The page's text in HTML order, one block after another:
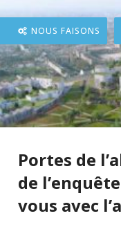
NOUS FAISONS
Portes de
de
vous avec